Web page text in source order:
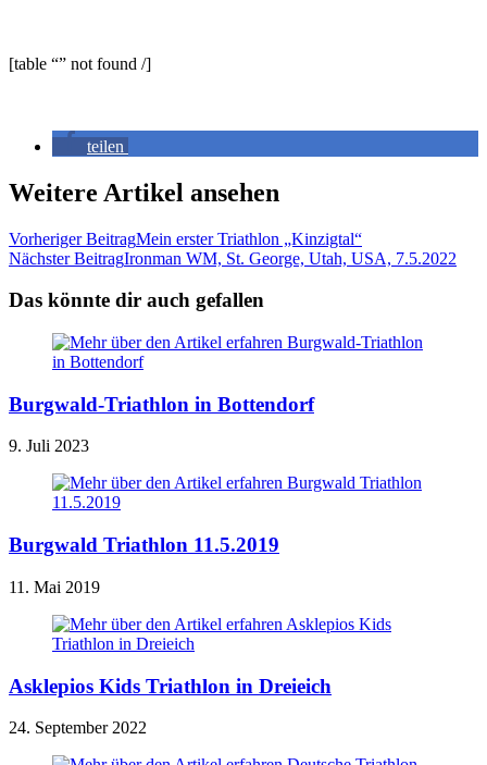
[table “” not found /]
teilen
Weitere Artikel ansehen
Vorheriger BeitragMein erster Triathlon „Kinzigtal“
Nächster BeitragIronman WM, St. George, Utah, USA, 7.5.2022
Das könnte dir auch gefallen
Burgwald-Triathlon in Bottendorf
9. Juli 2023
Burgwald Triathlon 11.5.2019
11. Mai 2019
Asklepios Kids Triathlon in Dreieich
24. September 2022